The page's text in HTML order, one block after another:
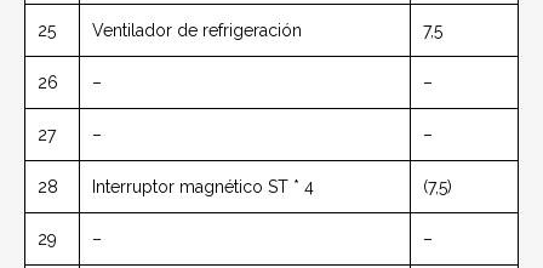
25 Ventilador de refrigeración 7,5
26 – –
27 – –
28 Interruptor magnético ST * 4 (7,5)
29 – –